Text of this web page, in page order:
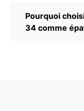
Pourquoi
34 comme